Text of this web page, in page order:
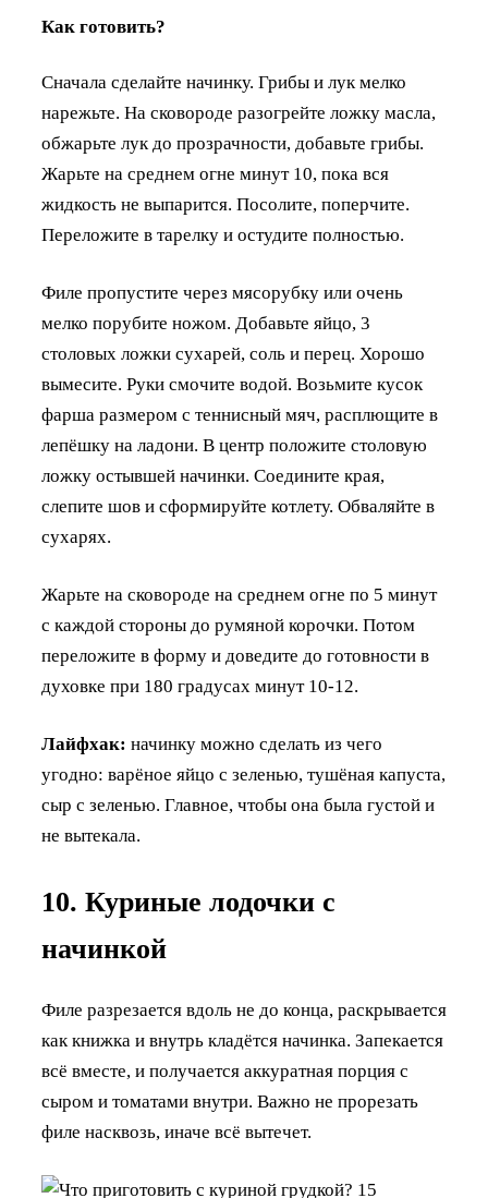
Как готовить?
Сначала сделайте начинку. Грибы и лук мелко
нарежьте. На сковороде разогрейте ложку масла,
обжарьте лук до прозрачности, добавьте грибы.
Жарьте на среднем огне минут 10, пока вся
жидкость не выпарится. Посолите, поперчите.
Переложите в тарелку и остудите полностью.
Филе пропустите через мясорубку или очень
мелко порубите ножом. Добавьте яйцо, 3
столовых ложки сухарей, соль и перец. Хорошо
вымесите. Руки смочите водой. Возьмите кусок
фарша размером с теннисный мяч, расплющите в
лепёшку на ладони. В центр положите столовую
ложку остывшей начинки. Соедините края,
слепите шов и сформируйте котлету. Обваляйте в
сухарях.
Жарьте на сковороде на среднем огне по 5 минут
с каждой стороны до румяной корочки. Потом
переложите в форму и доведите до готовности в
духовке при 180 градусах минут 10-12.
Лайфхак: начинку можно сделать из чего
угодно: варёное яйцо с зеленью, тушёная капуста,
сыр с зеленью. Главное, чтобы она была густой и
не вытекала.
10. Куриные лодочки с
начинкой
Филе разрезается вдоль не до конца, раскрывается
как книжка и внутрь кладётся начинка. Запекается
всё вместе, и получается аккуратная порция с
сыром и томатами внутри. Важно не прорезать
филе насквозь, иначе всё вытечет.